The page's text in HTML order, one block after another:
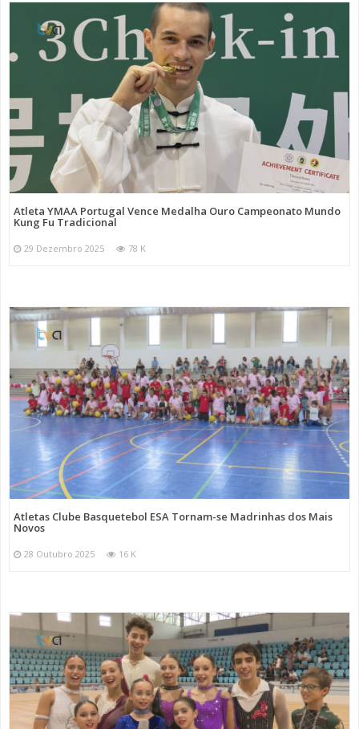
Atleta YMAA Portugal Vence Medalha Ouro Campeonato Mundo
Kung Fu Tradicional
29 Dezembro 2025 78 K
Atletas Clube Basquetebol ESA Tornam-se Madrinhas dos Mais
Novos
28 Outubro 2025 16 K